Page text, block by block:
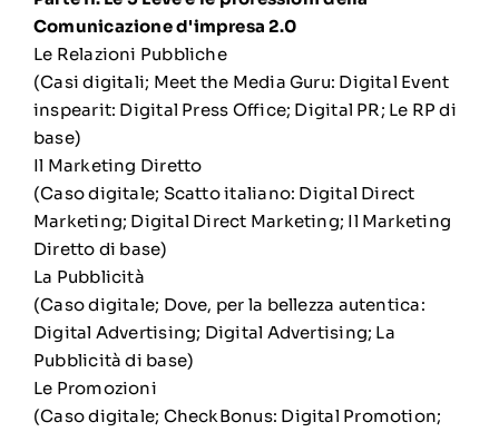
Comunicazione d'impresa 2.0
Le Relazioni Pubbliche
(Casi digitali; Meet the Media Guru: Digital Event
inspearit: Digital Press Office; Digital PR; Le RP di
base)
Il Marketing Diretto
(Caso digitale; Scatto italiano: Digital Direct
Marketing; Digital Direct Marketing; Il Marketing
Diretto di base)
La Pubblicità
(Caso digitale; Dove, per la bellezza autentica:
Digital Advertising; Digital Advertising; La
Pubblicità di base)
Le Promozioni
(Caso digitale; CheckBonus: Digital Promotion;